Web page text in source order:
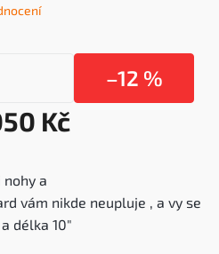
–12 %
Kč
nohy a
vám nikde neupluje , a vy se
délka 10"